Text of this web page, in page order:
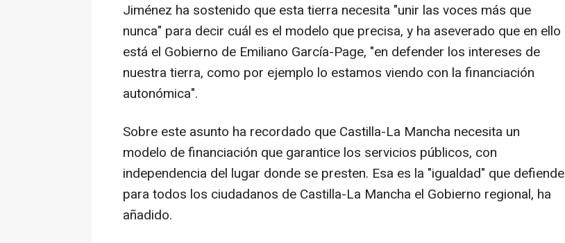
Jiménez ha sostenido que esta tierra necesita "unir las voces más que
nunca" para decir cuál es el modelo que precisa, y ha aseverado que en ello
está el Gobierno de Emiliano García-Page, "en defender los intereses de
nuestra tierra, como por ejemplo lo estamos viendo con la financiación
autonómica".
Sobre este asunto ha recordado que Castilla-La Mancha necesita un
modelo de financiación que garantice los servicios públicos, con
independencia del lugar donde se presten. Esa es la "igualdad" que defiende
para todos los ciudadanos de Castilla-La Mancha el Gobierno regional, ha
añadido.